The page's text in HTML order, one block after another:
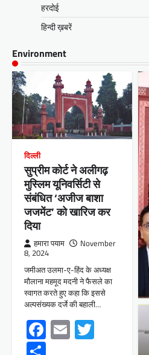
हरदोई
हिन्दी ख़बरें
Environment
दिल्ली
सुप्रीम कोर्ट ने अलीगढ़
मुस्लिम यूनिवर्सिटी से
संबंधित ‘अजीज बाशा
जजमेंट’ को खारिज कर
दिया
हमारा पयाम
November
8, 2024
जमीअत उलमा-ए-हिंद के अध्यक्ष
मौलाना महमूद मदनी ने फैसले का
स्वागत करते हुए कहा कि इससे
अल्पसंख्यक दर्जे की बहाली…
Facebook
Email